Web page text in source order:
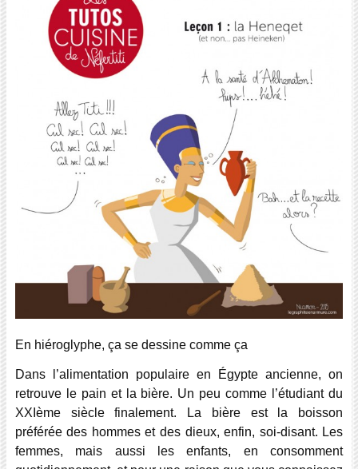
En hiéroglyphe, ça se dessine comme ça
Dans l’alimentation populaire en Égypte ancienne, on
retrouve le pain et la bière. Un peu comme l’étudiant du
XXIème siècle finalement. La bière est la boisson
préférée des hommes et des dieux, enfin, soi-disant. Les
femmes, mais aussi les enfants, en consomment